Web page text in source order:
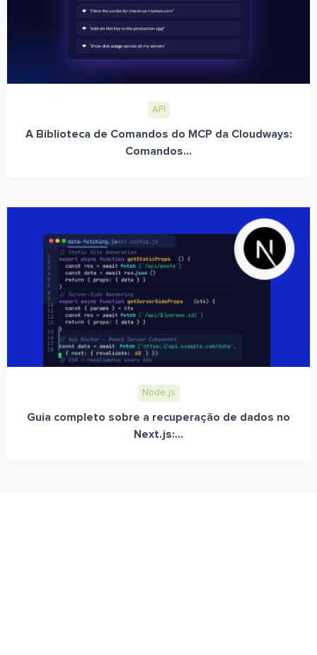
API
A Biblioteca de Comandos do MCP da Cloudways:
Comandos...
Node.js
Guia completo sobre a recuperação de dados no
Next.js:...